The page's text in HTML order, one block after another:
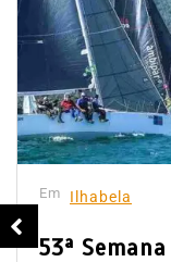
Em Ilhabela
53ª